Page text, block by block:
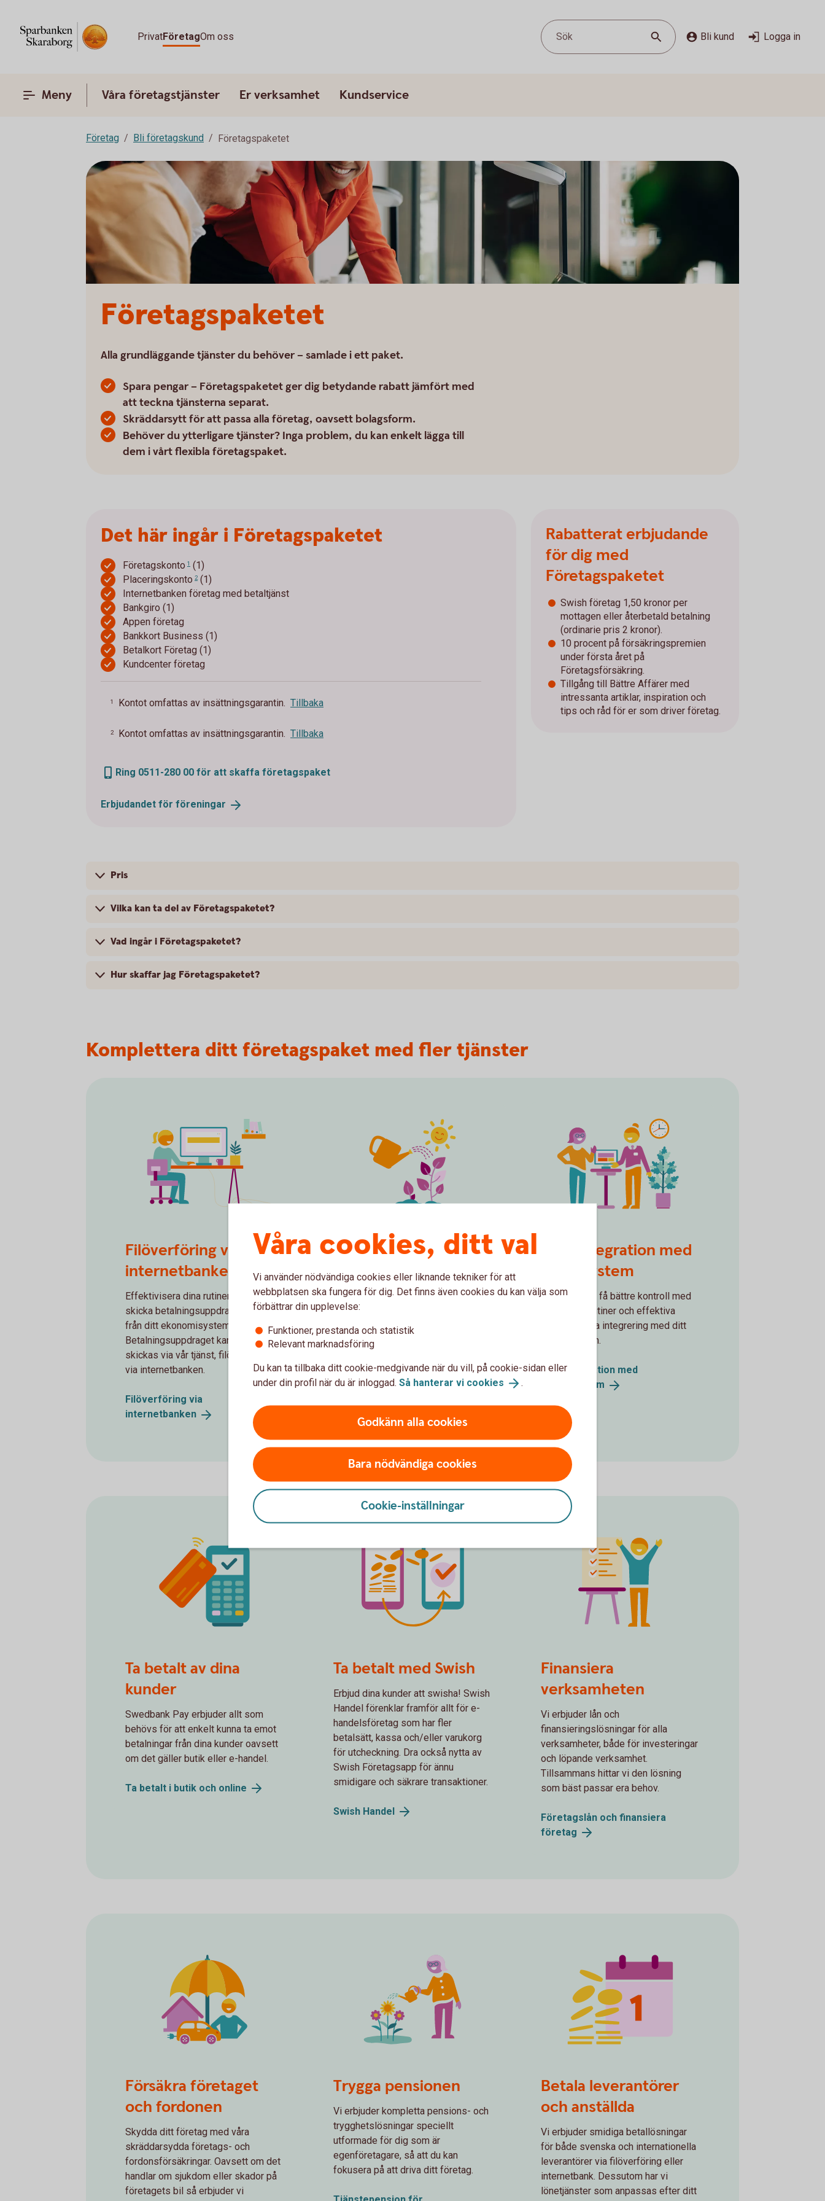
PrivatFöretagOm oss Sök Bli kund Logga in
Meny Våra företagstjänster Er verksamhet Kundservice
Företag Bli företagskund Företagspaketet
Företagspaketet
Alla grundläggande tjänster du behöver – samlade i ett paket.
Spara pengar – Företagspaketet ger dig betydande rabatt jämfört med
att teckna tjänsterna separat.
Skräddarsytt för att passa alla företag, oavsett bolagsform.
Behöver du ytterligare tjänster? Inga problem, du kan enkelt lägga till
dem i vårt flexibla företagspaket.
Det här ingår i Företagspaketet
Företagskonto 1 (1)
Placeringskonto 2(1)
Internetbanken företag med betaltjänst
Bankgiro (1)
Appen företag
Bankkort Business (1)
Betalkort Företag (1)
Kundcenter företag
1 Kontot omfattas av insättningsgarantin. Tillbaka
2 Kontot omfattas av insättningsgarantin. Tillbaka
Ring 0511-280 00 för att skaffa företagspaket
Erbjudandet för föreningar
Rabatterat erbjudande
för dig med
Företagspaketet
Swish företag 1,50 kronor per
mottagen eller återbetald betalning
(ordinarie pris 2 kronor).
10 procent på försäkringspremien
under första året på
Företagsförsäkring.
Tillgång till Bättre Affärer med
intressanta artiklar, inspiration och
tips och råd för er som driver företag.
Pris
Vilka kan ta del av Företagspaketet?
Vad ingår i Företagspaketet?
Hur skaffar jag Företagspaketet?
Komplettera ditt företagspaket med fler tjänster
Filöverföring via
internetbanken
Effektivisera dina rutiner genom att
skicka betalningsuppdraget direkt
från ditt ekonomisystem.
Betalningsuppdraget kan enkelt
skickas via vår tjänst, filöverföring
via internetbanken.
Filöverföring via
internetbanken
spot plants growing
Fasträntekonto
Spara tryggt med låg risk och
garanterad avkastning som
fastställs vid investeringstillfället.
insättningsgarantin.
Fasträntekonto förföretag
Counseling
Bankintegration med
affärssystem
Spara tid och få bättre kontroll med
förenklade rutiner och effektiva
processer via integrering med ditt
affärssystem.
Bankintegration med
affärssystem
Ta betalt av dina
kunder
Swedbank Pay erbjuder allt som
behövs för att enkelt kunna ta emot
betalningar från dina kunder oavsett
om det gäller butik eller e-handel.
Ta betalt i butik och online
Ta betalt med Swish
Erbjud dina kunder att swisha! Swish
Handel förenklar framför allt för e-
handelsföretag som har fler
betalsätt, kassa och/eller varukorg
för utcheckning. Dra också nytta av
Swish Företagsapp för ännu
smidigare och säkrare transaktioner.
Swish Handel
Finansiera
verksamheten
Vi erbjuder lån och
finansieringslösningar för alla
verksamheter, både för investeringar
och löpande verksamhet.
Tillsammans hittar vi den lösning
som bäst passar era behov.
Företagslån och finansiera
företag
Försäkra företaget
och fordonen
Skydda ditt företag med våra
skräddarsydda företags- och
fordonsförsäkringar. Oavsett om det
handlar om sjukdom eller skador på
företagets bil så erbjuder vi
Trygga pensionen
Vi erbjuder kompletta pensions- och
trygghetslösningar speciellt
utformade för dig som är
egenföretagare, så att du kan
fokusera på att driva ditt företag.
Betala leverantörer
och anställda
Vi erbjuder smidiga betallösningar
för både svenska och internationella
leverantörer via filöverföring eller
internetbank. Dessutom har vi
lönetjänster som anpassas efter ditt
Våra cookies, ditt val
Vi använder nödvändiga cookies eller liknande tekniker för att
webbplatsen ska fungera för dig. Det finns även cookies du kan välja som
förbättrar din upplevelse:
Funktioner, prestanda och statistik
Relevant marknadsföring
Du kan ta tillbaka ditt cookie-medgivande när du vill, på cookie-sidan eller
under din profil när du är inloggad. Så hanterar vi cookies .
Godkänn alla cookies
Bara nödvändiga cookies
Cookie-inställningar